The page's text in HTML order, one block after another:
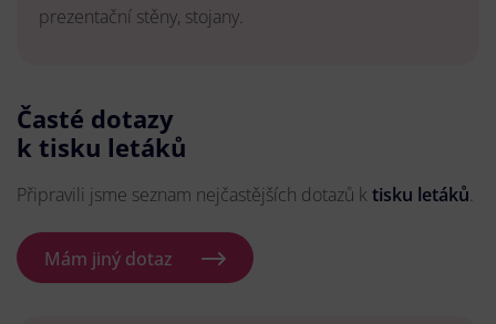
prezentační stěny, stojany.
Časté dotazy
k tisku letáků
Připravili jsme seznam nejčastějších dotazů k tisku letáků.
Mám jiný dotaz